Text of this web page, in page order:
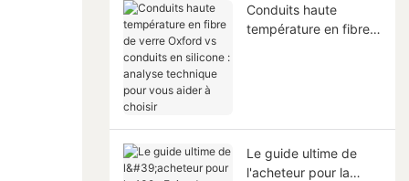
Conduits haute
température en fibre
Le guide ultime de
l'acheteur pour la